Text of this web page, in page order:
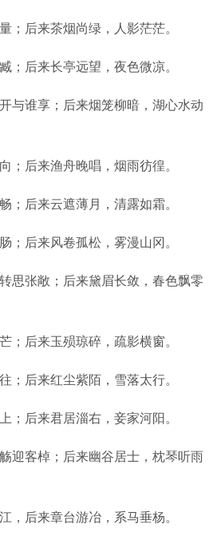
；后来茶烟尚绿，人影茫茫。
；后来长亭远望，夜色微凉。
与谁享；后来烟笼柳暗，湖心水动
；后来渔舟晚唱，烟雨彷徨。
；后来云遮薄月，清露如霜。
；后来风卷孤松，雾漫山冈。
思张敞；后来黛眉长敛，春色飘零
；后来玉殒琼碎，疏影横窗。
；后来红尘紫陌，雪落太行。
；后来君居淄右，妾家河阳。
迎客棹；后来幽谷居士，枕琴听雨
，后来章台游冶，系马垂杨。